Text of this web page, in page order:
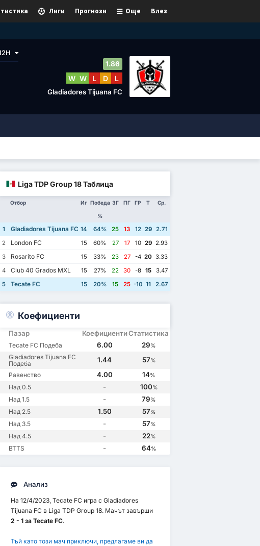
Влез
Още
Прогнози
Лиги
1.86
W W L D L
Gladiadores Tijuana FC
Liga TDP Group 18 Таблица
Отбор Иг Победа
%
ЗГ ПГ ГР Т Ср.
1 Gladiadores Tijuana FC 14 64% 25 13 12 29 2.71
2
London FC 15 60% 27 17 10 29 2.93
3
Rosarito FC 15 33% 23 27 -4 20 3.33
4
Club 40 Grados MXL 15 27% 22 30 -8 15
3.47
5
Tecate FC 15 20% 15 25 -10 11 2.67
Коефициенти
Пазар КоефициентиСтатистика
Tecate FC Подеба 6.00 29%
Gladiadores Tijuana FC
Подеба
1.44 57%
Равенство 4.00 14%
Над 0.5 - 100%
Над 1.5 - 79%
Над 2.5 1.50 57%
Над 3.5 - 57%
Над 4.5 - 22%
BTTS - 64%
Анализ
На 12/4/2023, Tecate FC игра с Gladiadores
Tijuana FC в Liga TDP Group 18. Мачът завърши
2 - 1 за Tecate FC.
Тъй като този мач приключи, предлагаме ви да